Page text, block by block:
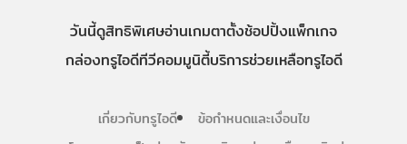
วันนี้ดูสิทธิพิเศษอ่านเกมตาตั้งช้อปปิ้งแพ็กเกจ
กล่องทรูไอดีทีวีคอมมูนิตี้บริการช่วยเหลือทรูไอดี
เกี่ยวกับทรูไอดี
ข้อกำหนดและเงื่อนไข